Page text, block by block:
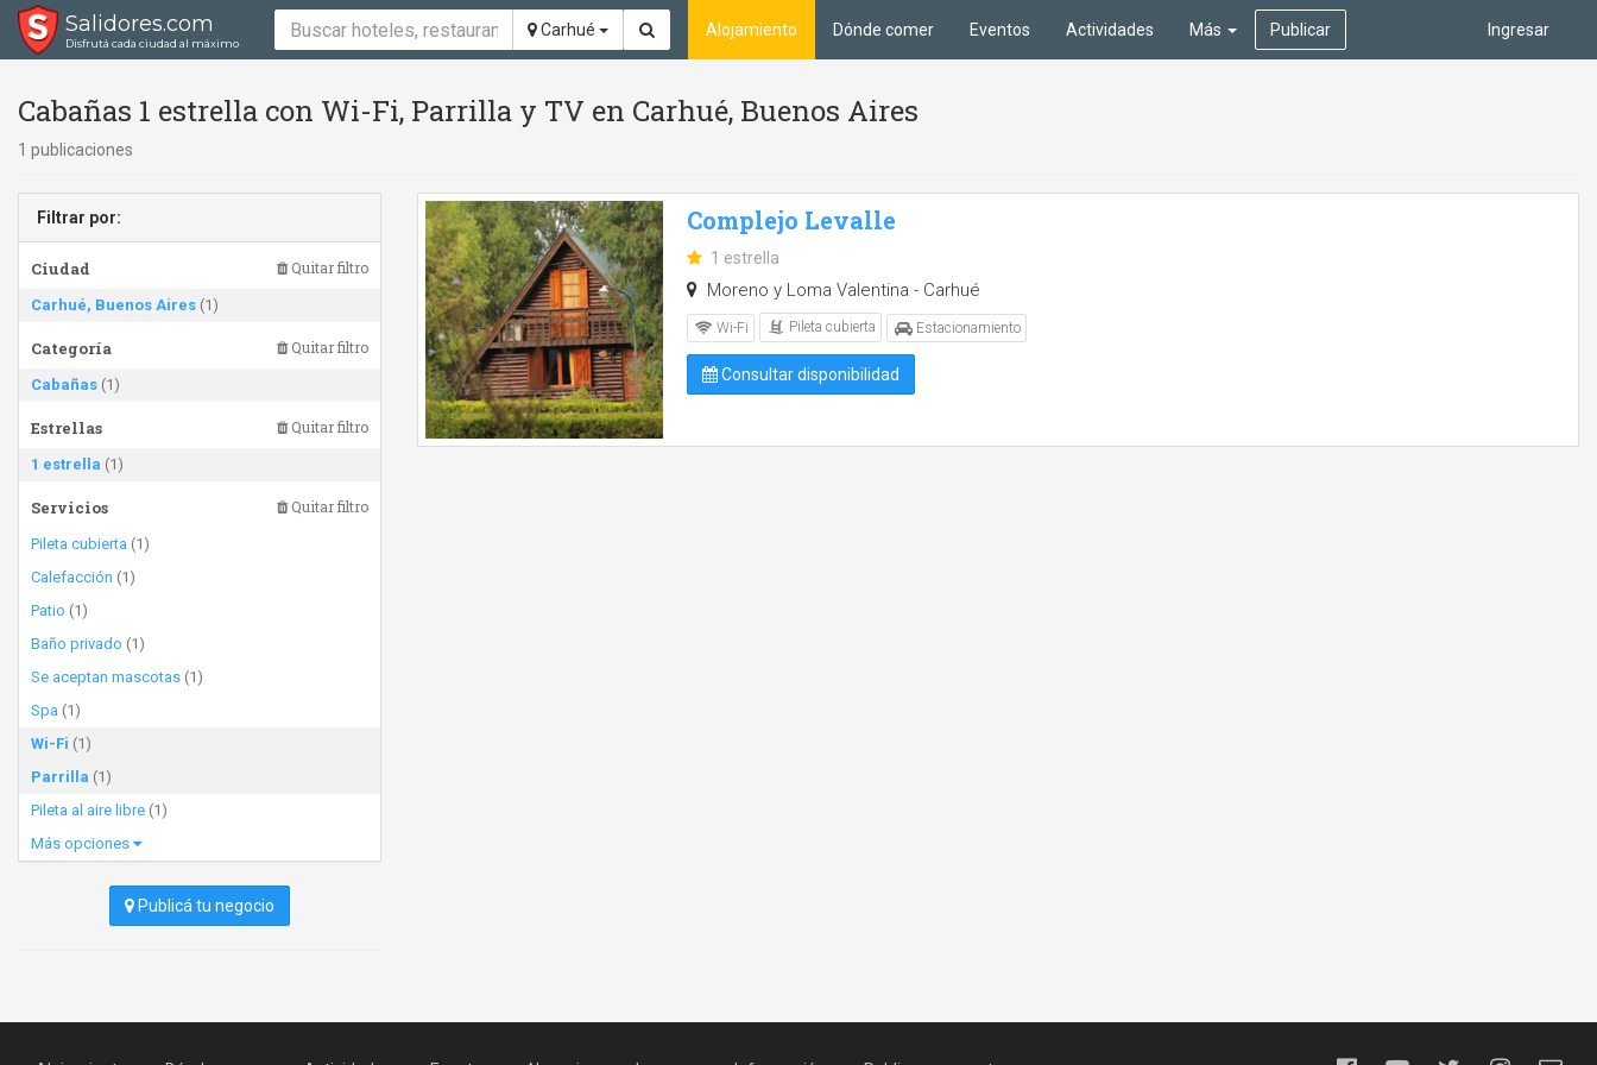
Salidores.com
Disfrutá cada ciudad al máximo
Carhué Ingresar
Alojamiento Dónde comer Eventos Actividades Más Publicar
Cabañas 1 estrella con Wi-Fi, Parrilla y TV en Carhué, Buenos Aires
1 publicaciones
Filtrar por:
Ciudad Quitar filtro
Carhué, Buenos Aires (1)
Categoría Quitar filtro
Cabañas (1)
Estrellas Quitar filtro
1 estrella (1)
Servicios Quitar filtro
Pileta cubierta (1)
Calefacción (1)
Patio (1)
Baño privado (1)
Se aceptan mascotas (1)
Spa (1)
Wi-Fi (1)
Parrilla (1)
Pileta al aire libre (1)
Más opciones
Publicá tu negocio
Complejo Levalle
1 estrella
Moreno y Loma Valentina - Carhué
Wi-Fi Pileta cubierta Estacionamiento
Consultar disponibilidad